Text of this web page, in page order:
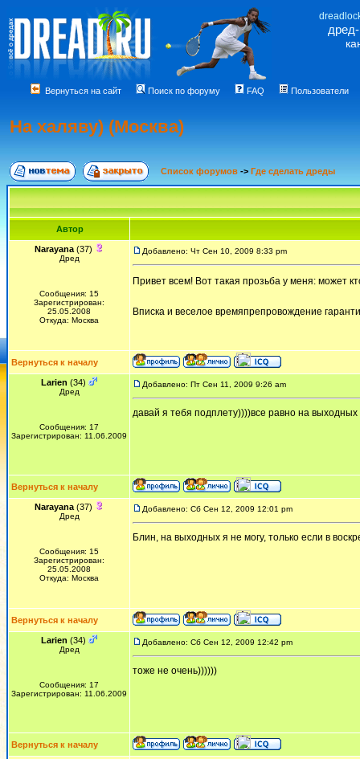
Вернуться на сайт Поиск по форуму FAQ Пользователи
На халяву) (Москва)
Список форумов -> Где сделать дреды
Автор
Narayana (37)
Дред
Сообщения: 15
Зарегистрирован:
25.05.2008
Откуда: Москва
Добавлено: Чт Сен 10, 2009 8:33 pm
Привет всем! Вот такая прозьба у меня: может
Вписка и веселое времяпрепровождение
Вернуться к началу
Larien (34)
Дред
Сообщения: 17
Зарегистрирован: 11.06.2009
Добавлено: Пт Сен 11, 2009 9:26 am
давай я тебя подплету))))все равно на выходных
Вернуться к началу
Narayana (37)
Дред
Сообщения: 15
Зарегистрирован:
25.05.2008
Откуда: Москва
Добавлено: Сб Сен 12, 2009 12:01 pm
Блин, на выходных я не могу, только если в
Вернуться к началу
Larien (34)
Дред
Сообщения: 17
Зарегистрирован: 11.06.2009
Добавлено: Сб Сен 12, 2009 12:42 pm
тоже не очень))))))
Вернуться к началу